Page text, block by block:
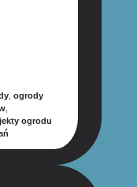
, ogrody
,
ogrodu